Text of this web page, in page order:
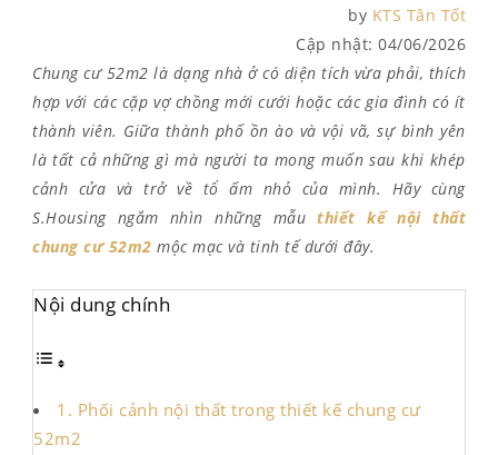
by KTS Tân Tốt
Cập nhật: 04/06/2026
Chung cư 52m2 là dạng nhà ở có diện tích vừa phải, thích
hợp với các cặp vợ chồng mới cưới hoặc các gia đình có ít
thành viên. Giữa thành phố ồn ào và vội vã, sự bình yên
là tất cả những gì mà người ta mong muốn sau khi khép
cảnh cửa và trở về tổ ấm nhỏ của mình. Hãy cùng
S.Housing ngắm nhìn những mẫuthiết kế nội thất
chung cư 52m2 mộc mạc và tinh tế dưới đây.
Nội dung chính
1. Phối cảnh nội thất trong thiết kế chung cư
52m2